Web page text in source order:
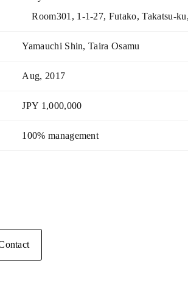
Room301, 1-1-27, Futako, Takatsu-
Yamauchi Shin, Taira Osamu
Aug, 2017
JPY 1,000,000
100% management